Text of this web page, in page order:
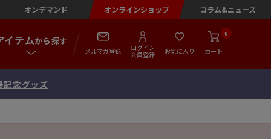
オンデマンド オンラインショップ コラム&ニュース
イテムから探す
メルマガ登録
ログイン
会員登録
お気に入り カート
0
記念グッズ